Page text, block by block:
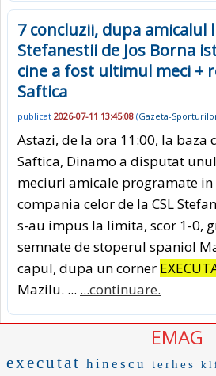
7 concluzii, dupa amicalul
Stefanestii de Jos Borna
cine a fost ultimul meci +
Saftica
publicat 2026-07-11 13:45:08 (Gazeta-
Astazi, de la ora 11:00, la baza
Saftica, Dinamo a disputat
meciuri amicale programate
compania celor de la CSL
s-au impus la limita, scor 1-0,
semnate de stoperul spaniol
capul, dupa un corner
Mazilu. ... ...continuare.
EMAG
executat hinescu terhes